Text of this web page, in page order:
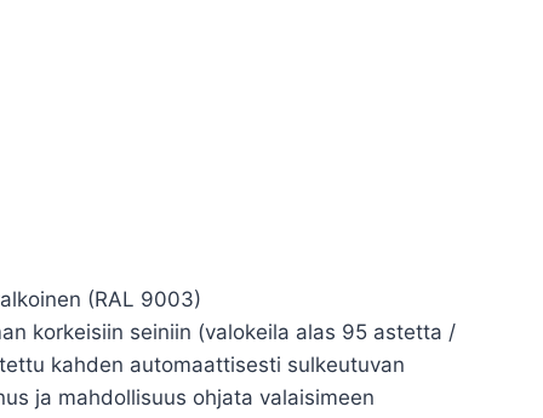
(RAL 9003)
korkeisiin seiniin (valokeila alas 95 astetta /
kahden automaattisesti sulkeutuvan
ja mahdollisuus ohjata valaisimeen